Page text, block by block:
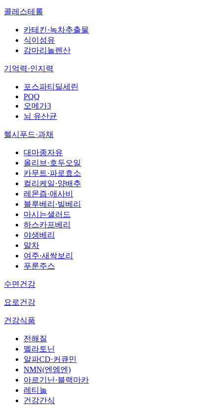
콜레스테롤
카테킨·녹차추출물
식이섬유
감마리놀렌산
기억력·인지력
포스파티딜세린
PQQ
오메가3
뇌 유산균
헬시푸드·과채
대마종자유
올리브·호두오일
카무트·파로효소
컬리케일·양배추
레몬즙·애사비
블루베리·빌베리
마시는샐러드
하스카프베리
야생베리
말차
여주·새싹보리
푸룬주스
수면건강
요로건강
건강식품
전해질
멜라토닌
알파CD·커큐민
NMN(엔엠엔)
아르기닌·블랙마카
레티놀
건강간식